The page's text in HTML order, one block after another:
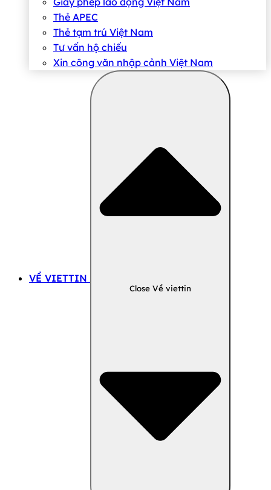
Thẻ APEC
Thẻ tạm trú Việt Nam
Tư vấn hộ chiếu
Xin công văn nhập cảnh Việt Nam
VỀ VIETTIN
Close Về viettin